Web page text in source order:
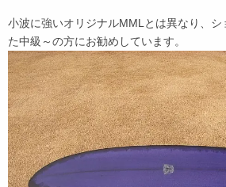
小波に強いオリジナルMMLとは異なり、
た中級～の方にお勧めしています。